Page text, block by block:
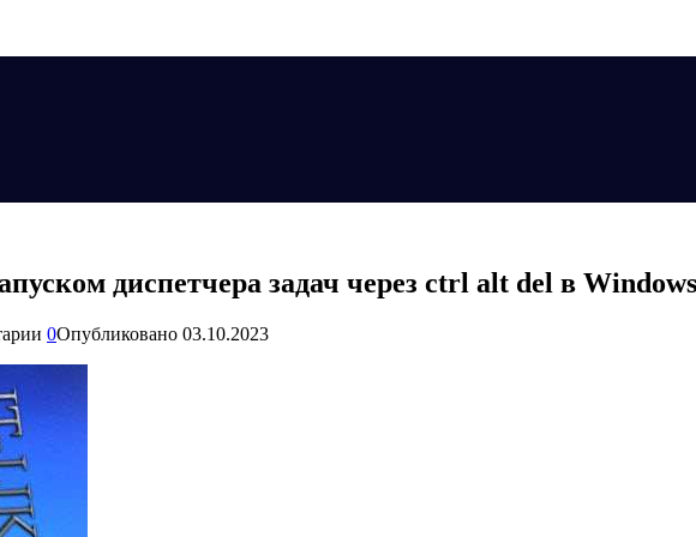
диспетчера задач через ctrl alt del в
0Опубликовано 03.10.2023